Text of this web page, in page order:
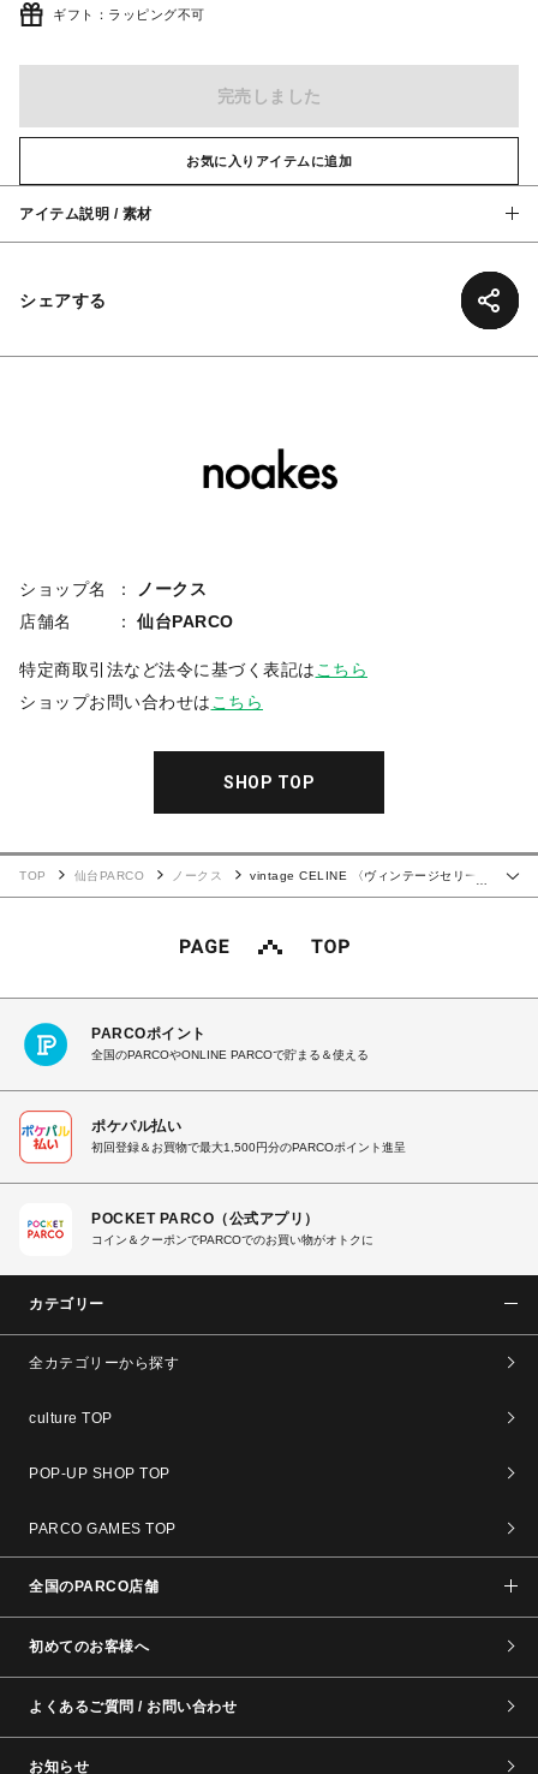
ギフト：ラッピング不可
完売しました
お気に入りアイテムに追加
アイテム説明 / 素材
シェアする
ショップ名
ノークス
店舗名
仙台PARCO
特定商取引法など法令に基づく表記は こちら
ショップお問い合わせは こちら
SHOP TOP
TOP 仙台PARCO ノークス
vintage CELINE 〈ヴィンテージセリー
PARCOポイント
全国のPARCOやONLINE PARCOで貯まる＆使える
ポケパル払い
初回登録＆お買物で最大1,500円分のPARCOポイント進呈
POCKET PARCO（公式アプリ）
コイン＆クーポンでPARCOでのお買い物がオトクに
カテゴリー
全カテゴリーから探す
culture TOP
POP-UP SHOP TOP
PARCO GAMES TOP
全国のPARCO店舗
初めてのお客様へ
よくあるご質問 / お問い合わせ
お知らせ